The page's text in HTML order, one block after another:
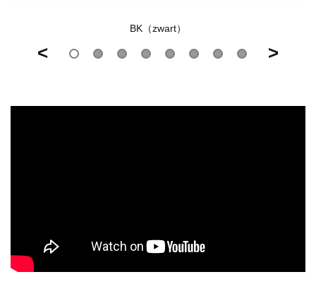
BK（zwart）
< >